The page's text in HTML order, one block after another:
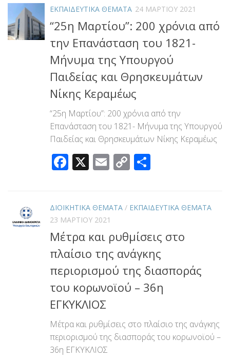
ΕΚΠΑΙΔΕΥΤΙΚΑ ΘΕΜΑΤΑ 24 ΜΑΡΤΊΟΥ 2021
“25η Μαρτίου”: 200 χρόνια από
την Επανάσταση του 1821-
Μήνυμα της Υπουργού
Παιδείας και Θρησκευμάτων
Νίκης Κεραμέως
“25η Μαρτίου”: 200 χρόνια από την
Επανάσταση του 1821- Μήνυμα της Υπουργού
Παιδείας και Θρησκευμάτων Νίκης Κεραμέως
Facebook
X Email
Copy
ΔΙΟΙΚΗΤΙΚΑ ΘΕΜΑΤΑ / ΕΚΠΑΙΔΕΥΤΙΚΑ ΘΕΜΑΤΑ
23 ΜΑΡΤΊΟΥ 2021
Μέτρα και ρυθμίσεις στο
πλαίσιο της ανάγκης
περιορισμού της διασποράς
του κορωνοϊού – 36η
ΕΓΚΥΚΛΙΟΣ
Μέτρα και ρυθμίσεις στο πλαίσιο της ανάγκης
περιορισμού της διασποράς του κορωνοϊού –
36η ΕΓΚΥΚΛΙΟΣ